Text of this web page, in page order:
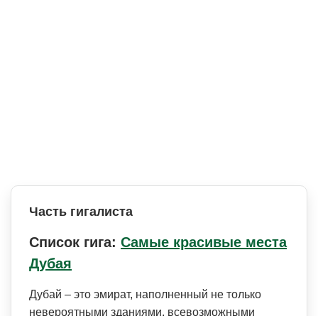
Часть гигалиста
Список гига: Самые красивые места
Дубая
Дубай – это эмират, наполненный не только
невероятными зданиями, всевозможными